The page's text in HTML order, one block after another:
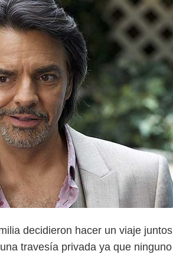
decidieron hacer un viaje juntos
travesía privada ya que ninguno